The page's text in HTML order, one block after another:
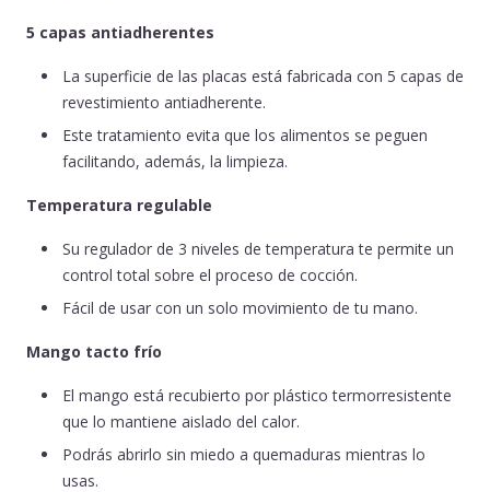
5 capas antiadherentes
La superficie de las placas está fabricada con 5 capas de
revestimiento antiadherente.
Este tratamiento evita que los alimentos se peguen
facilitando, además, la limpieza.
Temperatura regulable
Su regulador de 3 niveles de temperatura te permite un
control total sobre el proceso de cocción.
Fácil de usar con un solo movimiento de tu mano.
Mango tacto frío
El mango está recubierto por plástico termorresistente
que lo mantiene aislado del calor.
Podrás abrirlo sin miedo a quemaduras mientras lo
usas.